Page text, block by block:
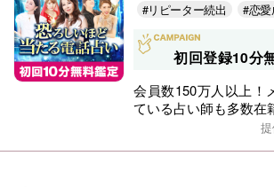
#リピーター続出 #恋
初回登録10分
会員数150万人以上！
ている占い師も多数在